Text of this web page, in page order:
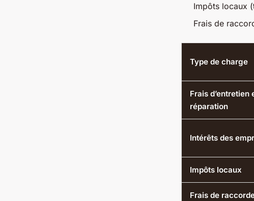
Impôts locaux
Frais de
Type de charge
Frais d’entretien
réparation
Intérêts des
Impôts locaux
Frais de